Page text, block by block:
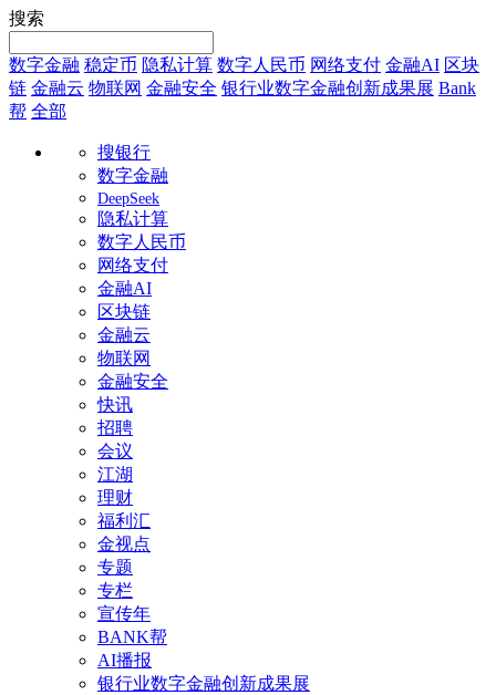
搜索
数字金融 稳定币 隐私计算 数字人民币 网络支付 金融AI 区块
链 金融云 物联网 金融安全 银行业数字金融创新成果展 Bank
帮 全部
搜银行
数字金融
DeepSeek
隐私计算
数字人民币
网络支付
金融AI
区块链
金融云
物联网
金融安全
快讯
招聘
会议
江湖
理财
福利汇
金视点
专题
专栏
宣传年
BANK帮
AI播报
银行业数字金融创新成果展